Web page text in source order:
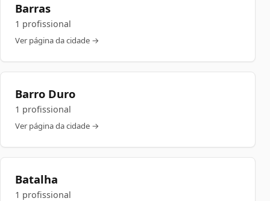
Barras
1 profissional
Ver página da cidade →
Barro Duro
1 profissional
Ver página da cidade →
Batalha
1 profissional